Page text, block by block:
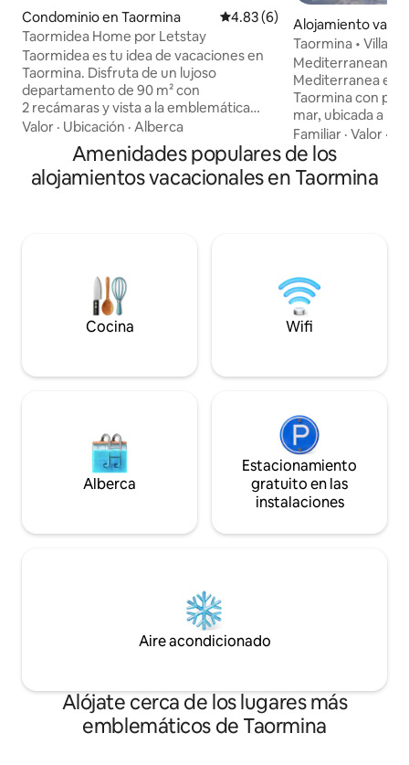
Condominio en Taormina Calificación promedio: 4.83
4.83 (6)
Taormidea Home por Letstay
Taormidea es tu idea de vacaciones en
Taormina. Disfruta de un lujoso
departamento de 90 m² con
2 recámaras y vista a la emblemática
Isola Bella. Completa con un apacible
jardín con alberca compartida, cuenta
con un amplio balcón con
impresionantes vistas al mar,
2 habitaciones prémium con camas
Administrado profesionalmente, con
una llegada sin complicaciones y total
privacidad, forma parte de una
residencia verdaderamente exclusiva
Taormina.
Valor · Ubicación · Alberca
Alojamiento
ormina
Taormina • Villa
privada
Mediterranean
Mediterranea es
Taormina con
mar, ubicada a
histórico. Ofrece
aire libre con un
de comedor al
salón junto a la
grupos que
y una estancia
Familiar ·Valor ·
Amenidades populares de los
alojamientos vacacionales en Taormina
Cocina Wifi
Alberca
Estacionamiento
gratuito en las
instalaciones
Aire acondicionado
Alójate cerca de los lugares más
emblemáticos de Taormina